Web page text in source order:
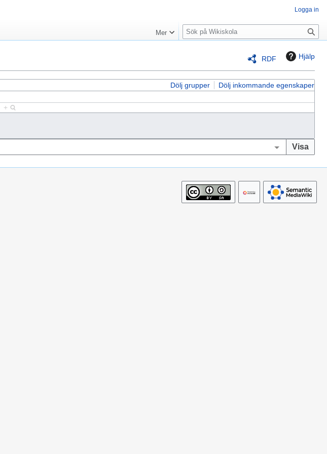
RDF Hjälp
Dölj grupper
Dölj inkommande egenskaper
+
Logga in
Mer
S
ö